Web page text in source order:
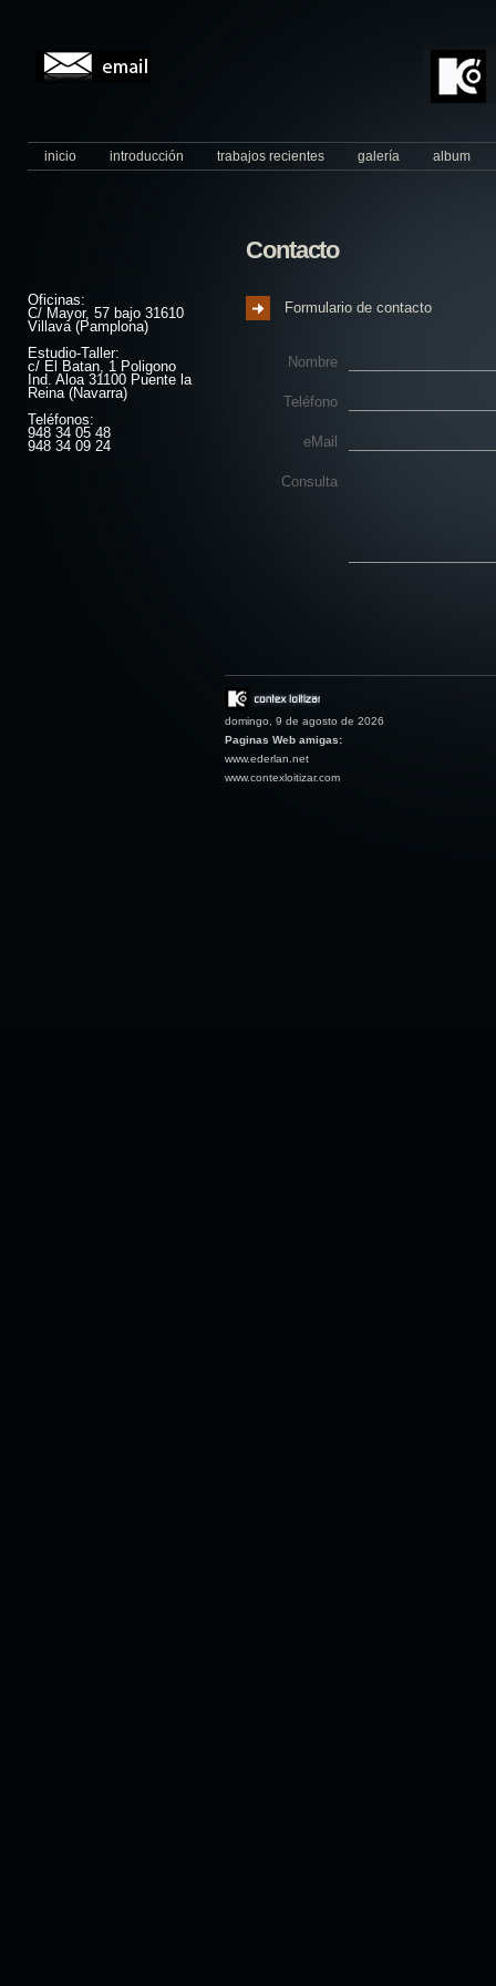
inicio introducción trabajos recientes galería album
Oficinas:
C/ Mayor, 57 bajo 31610
Villava (Pamplona)
Estudio-Taller:
c/ El Batan, 1 Poligono
Ind. Aloa 31100 Puente la
Reina (Navarra)
Teléfonos:
948 34 05 48
948 34 09 24
Contacto
Formulario de contacto
Nombre
Teléfono
eMail
Consulta
domingo, 9 de agosto de 2026
Paginas Web amigas:
www.ederlan.net
www.contexloitizar.com